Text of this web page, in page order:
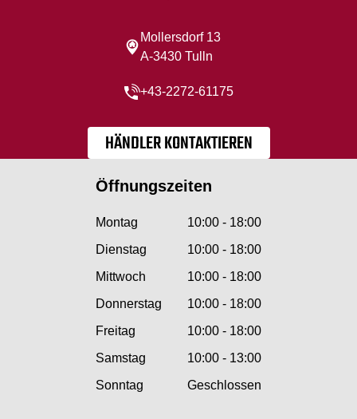
Mollersdorf 13
A-3430 Tulln
+43-2272-61175
HÄNDLER KONTAKTIEREN
Öffnungszeiten
Montag
10:00 - 18:00
Dienstag
10:00 - 18:00
Mittwoch
10:00 - 18:00
Donnerstag
10:00 - 18:00
Freitag
10:00 - 18:00
Samstag
10:00 - 13:00
Sonntag
Geschlossen